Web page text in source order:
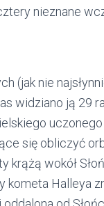
nieznane
(jak nie
widziano ją 29
się obliczyć
krążą wokół
kometa Halleya